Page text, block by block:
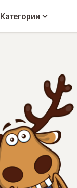
Категории